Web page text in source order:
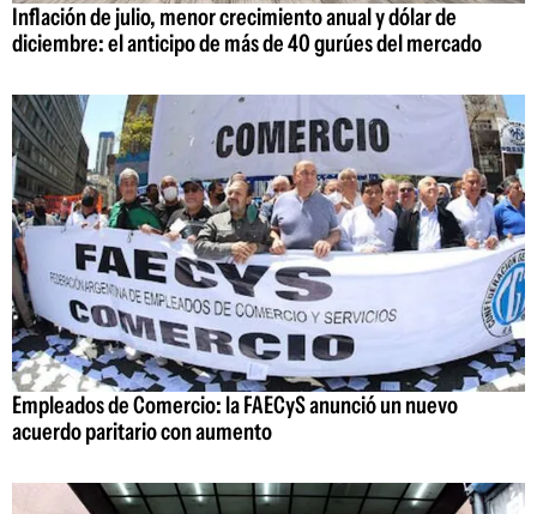
Inflación de julio, menor crecimiento anual y dólar de
diciembre: el anticipo de más de 40 gurúes del mercado
Empleados de Comercio: la FAECyS anunció un nuevo
acuerdo paritario con aumento